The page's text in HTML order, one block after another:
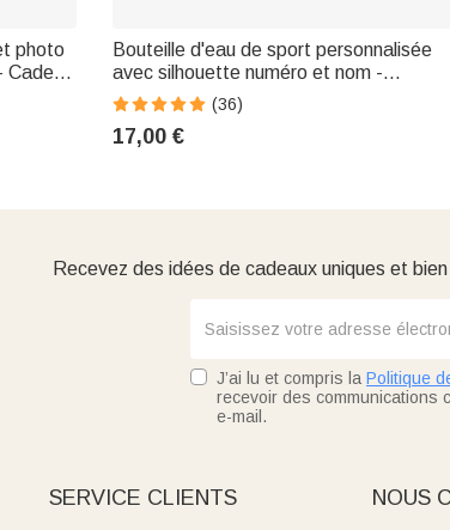
photo
Cadeau
Bouteille d'eau de sport personnalisée
avec silhouette numéro et nom -
Couvercle à clapet - Cadeau
d'anniversaire pour amateurs de football
(36)
17,00 €
Recevez des idées de cadeaux uniques et
J’ai lu et compris la Politique
recevoir des communications
e-mail.
SERVICE CLIENTS NOUS